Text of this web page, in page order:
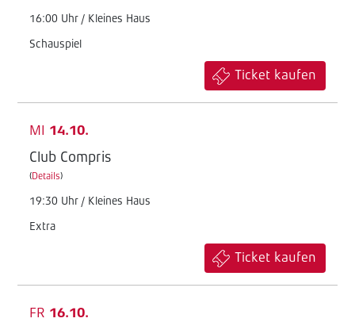
16:00 Uhr / Kleines Haus
Schauspiel
Ticket kaufen
MI 14.10.
Club Compris
(Details)
19:30 Uhr / Kleines Haus
Extra
Ticket kaufen
FR 16.10.